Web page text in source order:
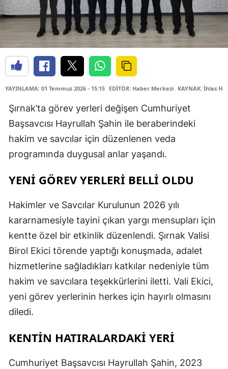
YAYINLAMA: 01 Temmuz 2026 - 15:15 EDİTÖR: Haber Merkezi KAYNAK: İhlas
Şırnak’ta görev yerleri değişen Cumhuriyet
Başsavcısı Hayrullah Şahin ile beraberindeki
hakim ve savcılar için düzenlenen veda
programında duygusal anlar yaşandı.
YENİ GÖREV YERLERİ BELLİ OLDU
Hakimler ve Savcılar Kurulunun 2026 yılı
kararnamesiyle tayini çıkan yargı mensupları için
kentte özel bir etkinlik düzenlendi. Şırnak Valisi
Birol Ekici törende yaptığı konuşmada, adalet
hizmetlerine sağladıkları katkılar nedeniyle tüm
hakim ve savcılara teşekkürlerini iletti. Vali Ekici,
yeni görev yerlerinin herkes için hayırlı olmasını
diledi.
KENTİN HATIRALARDAKİ YERİ
Cumhuriyet Başsavcısı Hayrullah Şahin, 2023